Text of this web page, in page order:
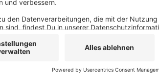
die jetzt in der Stadt verteilt
Anzeige